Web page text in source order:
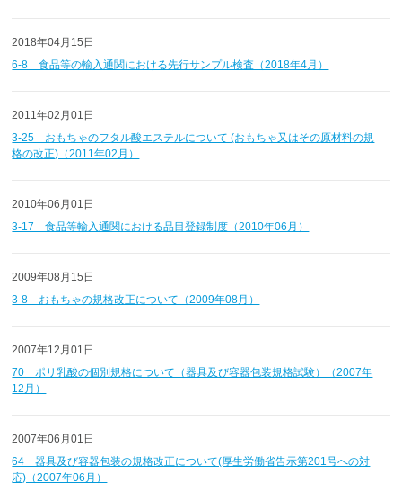
2018年04月15日
6-8 食品等の輸入通関における先行サンプル検査（2018年4月）
2011年02月01日
3-25 おもちゃのフタル酸エステルについて (おもちゃ又はその原材料の規
格の改正)（2011年02月）
2010年06月01日
3-17 食品等輸入通関における品目登録制度（2010年06月）
2009年08月15日
3-8 おもちゃの規格改正について（2009年08月）
2007年12月01日
70 ポリ乳酸の個別規格について（器具及び容器包装規格試験）（2007年
12月）
2007年06月01日
64 器具及び容器包装の規格改正について(厚生労働省告示第201号への対
応)（2007年06月）